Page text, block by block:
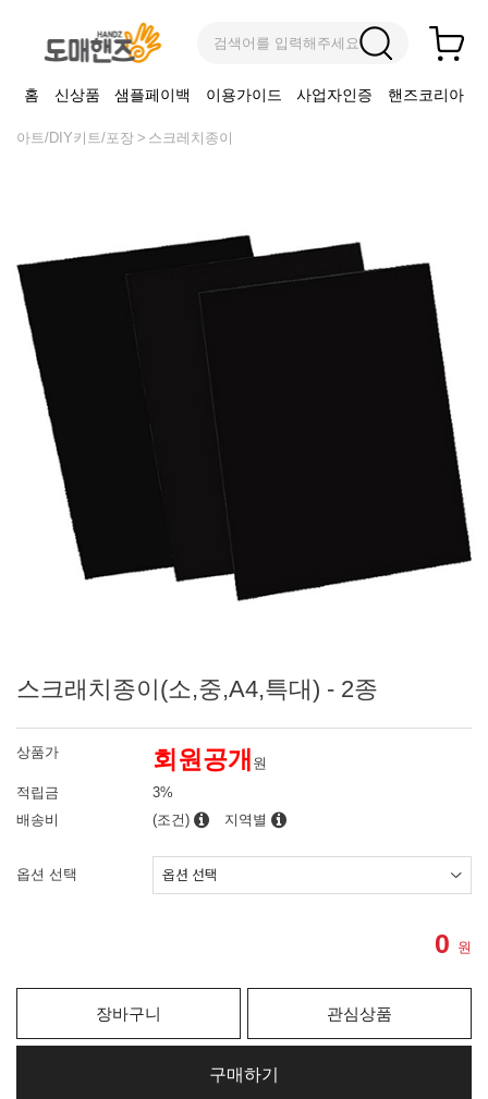
검색어를 입력해주세요
홈 신상품 샘플페이백 이용가이드 사업자인증 핸즈코리아
아트/DIY키트/포장 스크레치종이
스크래치종이(소,중,A4,특대) - 2종
상품가 회원공개 원
적립금
3%
배송비
(조건) 지역별
옵션 선택
0 원
장바구니 관심상품
구매하기